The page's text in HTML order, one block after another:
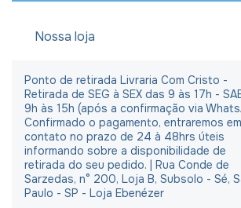
Nossa loja
Ponto de retirada Livraria Com Cristo -
Retirada de SEG à SEX das 9 às 17h -
9h às 15h (após a confirmação via
Confirmado o pagamento, entraremos em
contato no prazo de 24 à 48hrs úteis
informando sobre a disponibilidade de
retirada do seu pedido. | Rua Conde de
Sarzedas, n° 200, Loja B, Subsolo - Sé,
Paulo - SP - Loja Ebenézer